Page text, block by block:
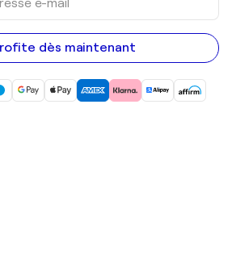
dès maintenant